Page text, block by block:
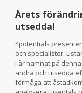
Årets
utsedda!
4potentials
och specialister.
i år hamnat på
andra och utsedda
förmåga att